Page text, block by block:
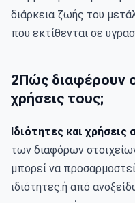
διάρκεια ζωής του
που εκτίθενται σε
2Πώς διαφέρουν
χρήσεις τους;
Ιδιότητες και χρήσεις
των διαφόρων
μπορεί να
ιδιότητες.ή από